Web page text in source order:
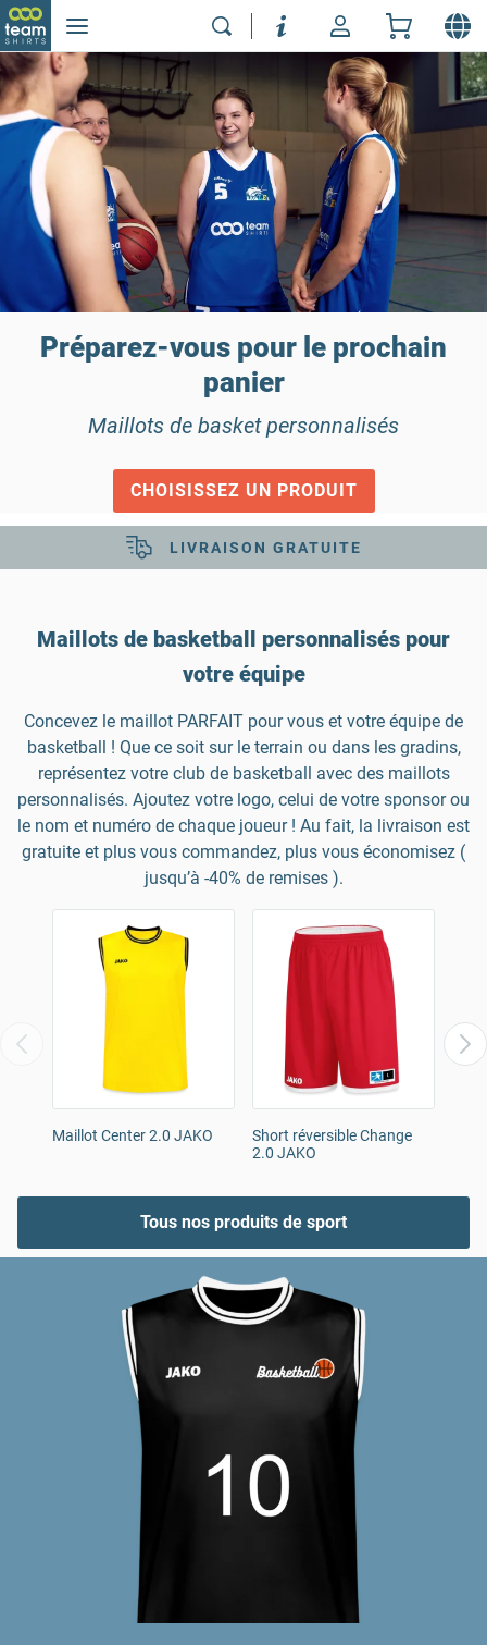
Préparez-vous pour le prochain
panier
Maillots de basket personnalisés
CHOISISSEZ UN PRODUIT
LIVRAISON GRATUITE
CONSEILLÉ À VOTRE ÉCOUTE
Maillots de basketball personnalisés pour
votre équipe
Concevez le maillot PARFAIT pour vous et votre équipe de
basketball ! Que ce soit sur le terrain ou dans les gradins,
représentez votre club de basketball avec des maillots
personnalisés. Ajoutez votre logo, celui de votre sponsor ou
le nom et numéro de chaque joueur ! Au fait, la livraison est
gratuite et plus vous commandez, plus vous économisez (
jusqu’à -40% de remises ).
Maillot Center 2.0 JAKO
Short réversible Change
2.0 JAKO
Tous nos produits de sport